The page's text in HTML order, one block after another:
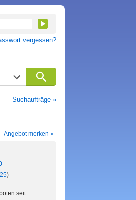
vergessen?
Suchaufträge »
Angebot merken »
)
seit: